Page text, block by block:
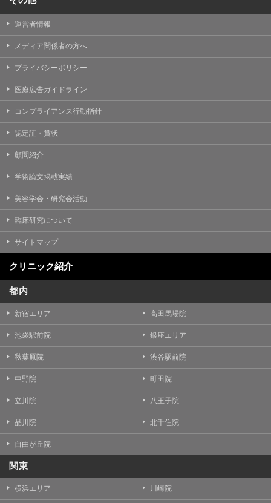
運営者情報
メディア関係者の方へ
プライバシーポリシー
医療広告ガイドライン
コンプライアンス行動指針
認定証・賞状
顧問紹介
学術論文掲載実績
美容学会・研究会活動
臨床研究について
サイトマップ
クリニック紹介
都内
新宿エリア 高田馬場院
池袋駅前院 銀座エリア
秋葉原院 渋谷駅前院
中野院 町田院
立川院 八王子院
品川院 北千住院
自由が丘院
関東
横浜エリア 川崎院